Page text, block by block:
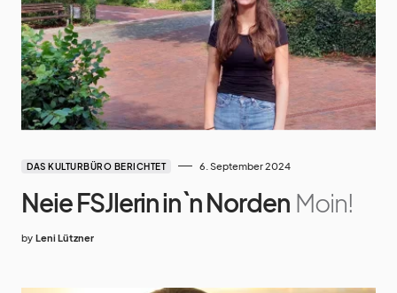
DAS KULTURBÜRO BERICHTET 6. September 2024
Neie FSJlerin in`n Norden Moin!
by Leni Lützner